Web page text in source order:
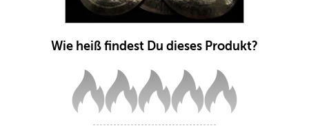
Wie heiß findest Du dieses Produkt?